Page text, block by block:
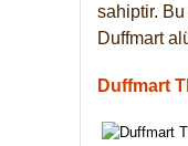
sahiptir.
Duffmart
Duffmart